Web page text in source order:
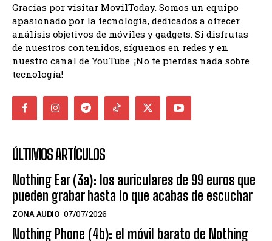
Gracias por visitar MovilToday. Somos un equipo
apasionado por la tecnología, dedicados a ofrecer
análisis objetivos de móviles y gadgets. Si disfrutas
de nuestros contenidos, síguenos en redes y en
nuestro canal de YouTube. ¡No te pierdas nada sobre
tecnología!
ÚLTIMOS ARTÍCULOS
Nothing Ear (3a): los auriculares de 99 euros que
pueden grabar hasta lo que acabas de escuchar
ZONA AUDIO 07/07/2026
Nothing Phone (4b): el móvil barato de Nothing